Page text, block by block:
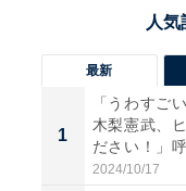
最新
1
「うわすご
木梨憲武、
ださい！」
S...
2024/10/17